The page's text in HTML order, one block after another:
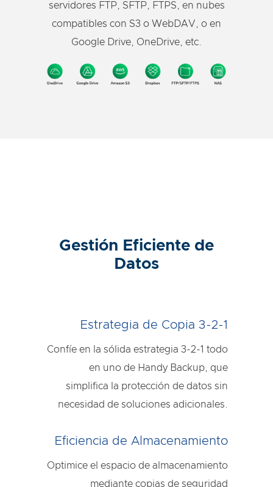
servidores FTP, SFTP, FTPS, en nubes
compatibles con S3 o WebDAV, o en
Google Drive, OneDrive, etc.
Gestión Eficiente de
Datos
Estrategia de Copia 3-2-1
Confíe en la sólida estrategia 3-2-1 todo
en uno de Handy Backup, que
simplifica la protección de datos sin
necesidad de soluciones adicionales.
Eficiencia de Almacenamiento
Optimice el espacio de almacenamiento
mediante copias de seguridad